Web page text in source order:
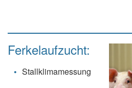
Ferkelaufzucht:
Stallklimamessung